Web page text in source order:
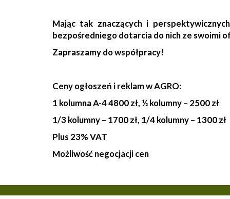
Mając tak znaczących i
bezpośredniego dotarcia do nich ze swoimi
Zapraszamy do współpracy!
Ceny ogłoszeń i reklam w AGRO:
1 kolumna A-4 4800 zł, ½ kolumny – 2500 zł
1/3 kolumny – 1700 zł, 1/4 kolumny – 1300 zł
Plus 23% VAT
Możliwość negocjacji cen